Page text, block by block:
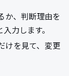
か、判断理由を
力します。
けを見て、変更